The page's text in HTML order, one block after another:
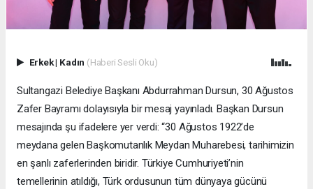
Erkek| Kadın (Haberi Sesli Oku)
Sultangazi Belediye Başkanı Abdurrahman Dursun, 30 Ağustos
Zafer Bayramı dolayısıyla bir mesaj yayınladı. Başkan Dursun
mesajında şu ifadelere yer verdi: “30 Ağustos 1922’de
meydana gelen Başkomutanlık Meydan Muharebesi, tarihimizin
en şanlı zaferlerinden biridir. Türkiye Cumhuriyeti’nin
temellerinin atıldığı, Türk ordusunun tüm dünyaya gücünü